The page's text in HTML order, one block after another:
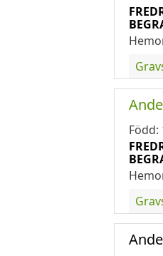
Född: